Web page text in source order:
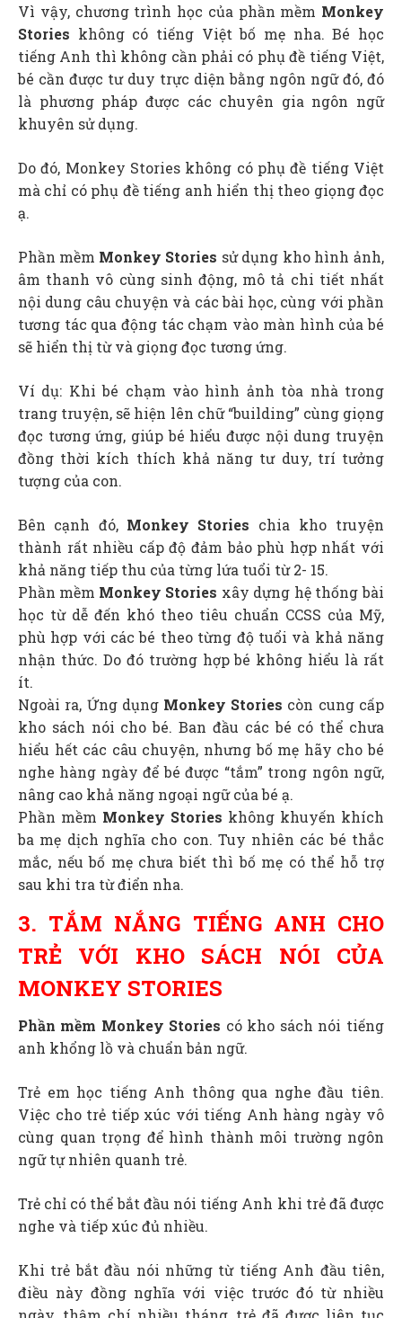
Vì vậy, chương trình học của phần mềm Monkey
Stories không có tiếng Việt bố mẹ nha. Bé học
tiếng Anh thì không cần phải có phụ đề tiếng Việt,
bé cần được tư duy trực diện bằng ngôn ngữ đó, đó
là phương pháp được các chuyên gia ngôn ngữ
khuyên sử dụng.
Do đó, Monkey Stories không có phụ đề tiếng Việt
mà chỉ có phụ đề tiếng anh hiển thị theo giọng đọc
ạ.
Phần mềm Monkey Stories sử dụng kho hình ảnh,
âm thanh vô cùng sinh động, mô tả chi tiết nhất
nội dung câu chuyện và các bài học, cùng với phần
tương tác qua động tác chạm vào màn hình của bé
sẽ hiển thị từ và giọng đọc tương ứng.
Ví dụ: Khi bé chạm vào hình ảnh tòa nhà trong
trang truyện, sẽ hiện lên chữ “building” cùng giọng
đọc tương ứng, giúp bé hiểu được nội dung truyện
đồng thời kích thích khả năng tư duy, trí tưởng
tượng của con.
Bên cạnh đó, Monkey Stories chia kho truyện
thành rất nhiều cấp độ đảm bảo phù hợp nhất với
khả năng tiếp thu của từng lứa tuổi từ 2- 15.
Phần mềm Monkey Stories xây dựng hệ thống bài
học từ dễ đến khó theo tiêu chuẩn CCSS của Mỹ,
phù hợp với các bé theo từng độ tuổi và khả năng
nhận thức. Do đó trường hợp bé không hiểu là rất
ít.
Ngoài ra, Ứng dụng Monkey Stories còn cung cấp
kho sách nói cho bé. Ban đầu các bé có thể chưa
hiểu hết các câu chuyện, nhưng bố mẹ hãy cho bé
nghe hàng ngày để bé được “tắm” trong ngôn ngữ,
nâng cao khả năng ngoại ngữ của bé ạ.
Phần mềm Monkey Stories không khuyến khích
ba mẹ dịch nghĩa cho con. Tuy nhiên các bé thắc
mắc, nếu bố mẹ chưa biết thì bố mẹ có thể hỗ trợ
sau khi tra từ điển nha.
3. TẮM NẮNG TIẾNG ANH CHO
TRẺ VỚI KHO SÁCH NÓI CỦA
MONKEY STORIES
Phần mềm Monkey Stories có kho sách nói tiếng
anh khổng lồ và chuẩn bản ngữ.
Trẻ em học tiếng Anh thông qua nghe đầu tiên.
Việc cho trẻ tiếp xúc với tiếng Anh hàng ngày vô
cùng quan trọng để hình thành môi trường ngôn
ngữ tự nhiên quanh trẻ.
Trẻ chỉ có thể bắt đầu nói tiếng Anh khi trẻ đã được
nghe và tiếp xúc đủ nhiều.
Khi trẻ bắt đầu nói những từ tiếng Anh đầu tiên,
điều này đồng nghĩa với việc trước đó từ nhiều